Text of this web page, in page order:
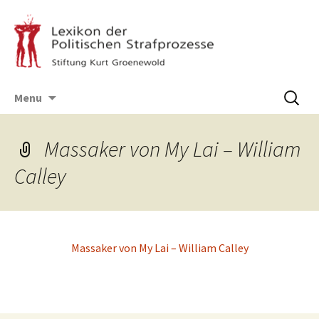
Menu
Suchen
nach:
Massaker von My Lai – William
Calley
Massa­ker von My Lai – William Calley